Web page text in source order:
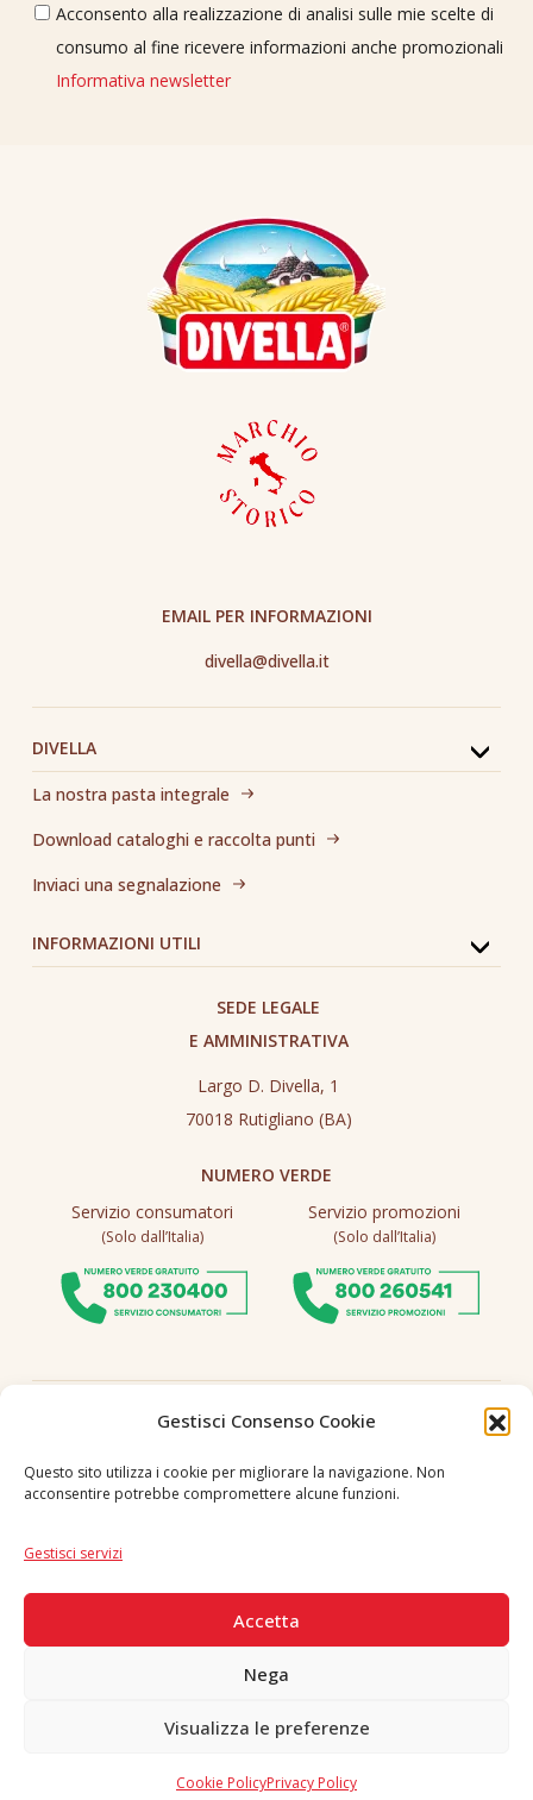
Gestisci Consenso Cookie
Questo sito utilizza i cookie per migliorare la navigazione. Non
acconsentire potrebbe compromettere alcune funzioni.
Gestisci servizi
Accetta
Nega
Visualizza le preferenze
Cookie PolicyPrivacy Policy
Acconsento alla realizzazione di analisi sulle mie scelte di
consumo al fine ricevere informazioni anche promozionali
Informativa newsletter
DIVELLA
La nostra pasta integrale
Download cataloghi e raccolta punti
Inviaci una segnalazione
INFORMAZIONI UTILI
EMAIL PER INFORMAZIONI
divella@divella.it
SEDE LEGALE
E AMMINISTRATIVA
Largo D. Divella, 1
70018 Rutigliano (BA)
NUMERO VERDE
Servizio consumatori
(Solo dall’Italia)
Servizio promozioni
(Solo dall’Italia)
Seguici
Copyright © 2026 F. Divella S.p.A. - P.IVA 00257660720 - REA: 35658